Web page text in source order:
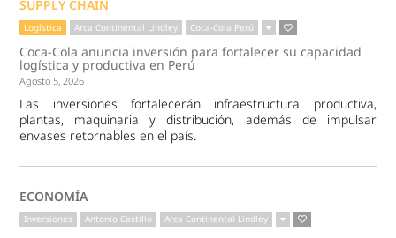
SUPPLY CHAIN
Logística Arca Continental Lindley Coca-Cola Perú
Coca-Cola anuncia inversión para fortalecer su capacidad
logística y productiva en Perú
Agosto 5, 2026
Las inversiones fortalecerán infraestructura productiva,
plantas, maquinaria y distribución, además de impulsar
envases retornables en el país.
ECONOMÍA
Inversiones Antonio Castillo Arca Continental Lindley